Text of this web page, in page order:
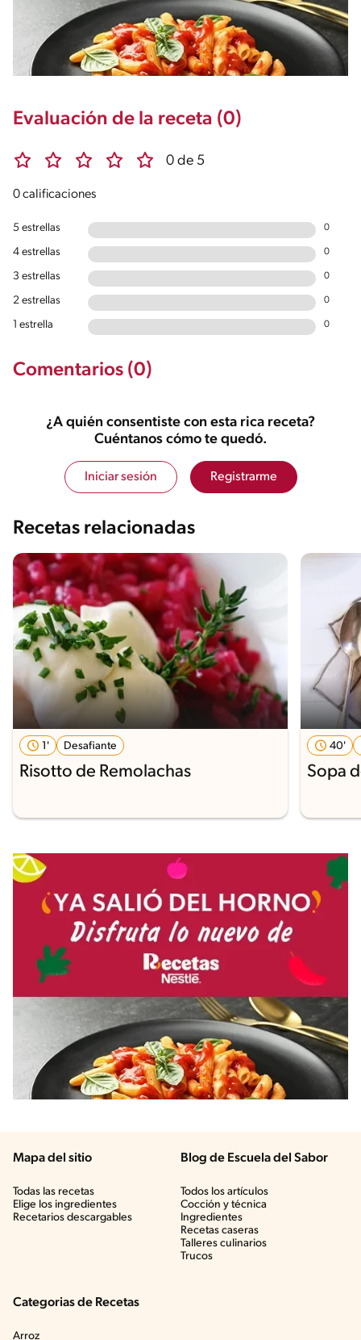
Evaluación de la receta (0)
0 de 5
0 calificaciones
5 estrellas 0
4 estrellas 0
3 estrellas 0
2 estrellas 0
1 estrella 0
Comentarios (0)
¿A quién consentiste con esta rica receta?
Cuéntanos cómo te quedó.
Iniciar sesión Registrarme
Recetas relacionadas
1' Desafiante
Risotto de Remolachas
40'
Sopa
Mapa del sitio
Todas las recetas
Elige los ingredientes
Recetarios descargables
Blog de Escuela del Sabor
Todos los artículos
Cocción y técnica
Ingredientes
Recetas caseras
Talleres culinarios
Trucos
Categorias de Recetas
Arroz